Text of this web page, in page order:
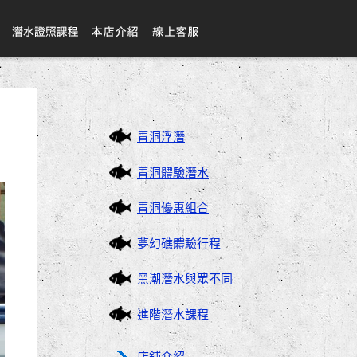
青洞浮潛
青洞體驗潛水
青洞優惠組合
夢幻礁體驗行程
黑潮潛水與眾不同
進階潛水課程